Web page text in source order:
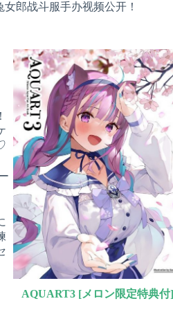
郎战斗服手办视频公开！
AQUART3 [メロン限定特典付]